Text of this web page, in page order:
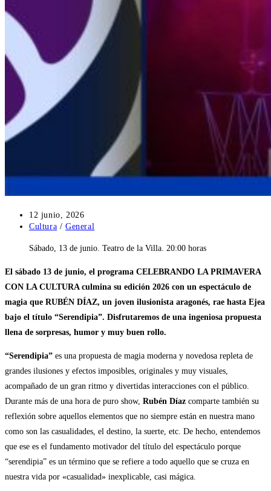
Publicación
de
entrada:
12 junio, 2026
Categoría
la
Cultura / General
Sábado, 13 de junio. Teatro de la Villa. 20:00 horas
El sábado 13 de junio, el programa CELEBRANDO LA PRIMAVERA
CON LA CULTURA culmina su edición 2026 con un espectáculo de
magia que RUBÉN DÍAZ, un joven ilusionista aragonés, rae hasta Ejea
bajo el título “Serendipia”. Disfrutaremos de una ingeniosa propuesta
llena de sorpresas, humor y muy buen rollo.
“Serendipia” es una propuesta de magia moderna y novedosa repleta de
grandes ilusiones y efectos imposibles, originales y muy visuales,
acompañado de un gran ritmo y divertidas interacciones con el público.
Durante más de una hora de puro show, Rubén Díaz comparte también su
reflexión sobre aquellos elementos que no siempre están en nuestra mano
como son las casualidades, el destino, la suerte, etc. De hecho, entendemos
que ese es el fundamento motivador del título del espectáculo porque
“serendipia” es un término que se refiere a todo aquello que se cruza en
nuestra vida por «casualidad» inexplicable, casi mágica.